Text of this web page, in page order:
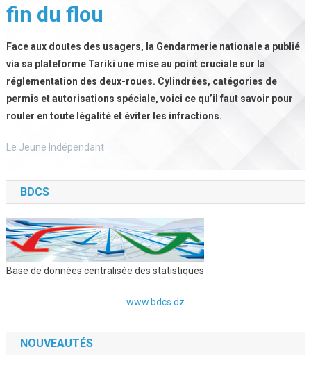
fin du flou
Face aux doutes des usagers, la Gendarmerie nationale a publié
via sa plateforme Tariki une mise au point cruciale sur la
réglementation des deux-roues. Cylindrées, catégories de
permis et autorisations spéciale, voici ce qu’il faut savoir pour
rouler en toute légalité et éviter les infractions.
Le Jeune Indépendant
BDCS
Base de données centralisée des statistiques
www.bdcs.dz
NOUVEAUTÉS